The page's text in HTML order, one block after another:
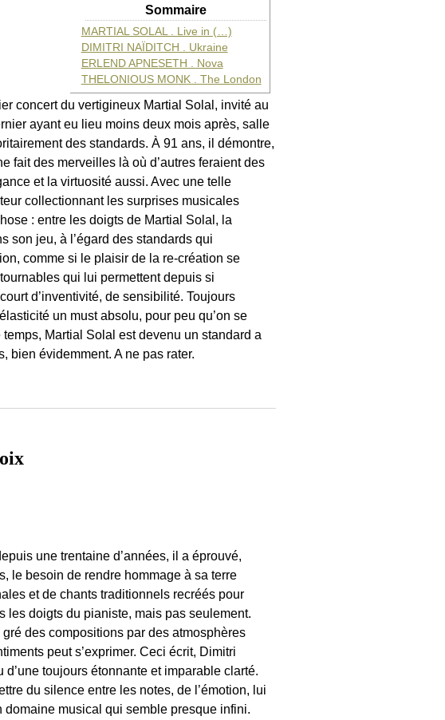
Sommaire
MARTIAL SOLAL . Live in (…)
DIMITRI NAÏDITCH . Ukraine
ERLEND APNESETH . Nova
THELONIOUS MONK . The London
concert du vertigineux Martial Solal, invité au
ayant eu lieu moins deux mois après, salle
des standards. À 91 ans, il démontre,
fait des merveilles là où d’autres feraient des
et la virtuosité aussi. Avec une telle
collectionnant les surprises musicales
: entre les doigts de Martial Solal, la
son jeu, à l’égard des standards qui
comme si le plaisir de la re-création se
qui lui permettent depuis si
d’inventivité, de sensibilité. Toujours
un must absolu, pour peu qu’on se
Martial Solal est devenu un standard a
bien évidemment. A ne pas rater.
une trentaine d’années, il a éprouvé,
le besoin de rendre hommage à sa terre
et de chants traditionnels recréés pour
les doigts du pianiste, mais pas seulement.
des compositions par des atmosphères
peut s’exprimer. Ceci écrit, Dimitri
toujours étonnante et imparable clarté.
du silence entre les notes, de l’émotion, lui
domaine musical qui semble presque infini.